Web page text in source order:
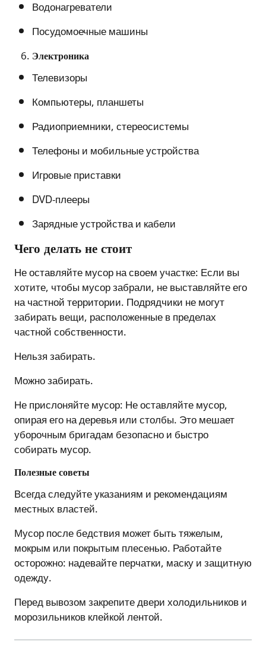
Водонагреватели
Посудомоечные машины
Электроника
Телевизоры
Компьютеры, планшеты
Радиоприемники, стереосистемы
Телефоны и мобильные устройства
Игровые приставки
DVD-плееры
Зарядные устройства и кабели
Чего делать не стоит
Не оставляйте мусор на своем участке: Есливы
хотите, чтобы мусор забрали, не выставляйте его
на частной территории. Подрядчики не могут
забирать вещи, расположенные в пределах
частной собственности.
Нельзя забирать.
Можно забирать.
Не прислоняйте мусор: Неоставляйте мусор,
опирая его на деревья или столбы. Это мешает
уборочным бригадам безопасно и быстро
собирать мусор.
Полезные советы
Всегда следуйте указаниям и рекомендациям
местных властей.
Мусор после бедствия может быть тяжелым,
мокрым или покрытым плесенью. Работайте
осторожно: надевайте перчатки, маску и защитную
одежду.
Перед вывозом закрепите двери холодильников и
морозильников клейкой лентой.